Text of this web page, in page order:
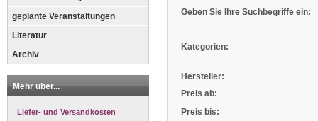
geplante Veranstaltungen
Literatur
Archiv
Mehr über...
Liefer- und Versandkosten
Geben Sie Ihre Suchbegriffe ein:
Kategorien:
Hersteller:
Preis ab:
Preis bis: